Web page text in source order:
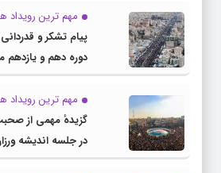
مهم ترین رویداد
پیام تشکر و
دوره دهم و
از حضور پرشور ملت
راهپیمایی ۲۲ بهمن
مهم ترین رویداد
گزیدهٔ مهمی از
در جلسه اندیشه